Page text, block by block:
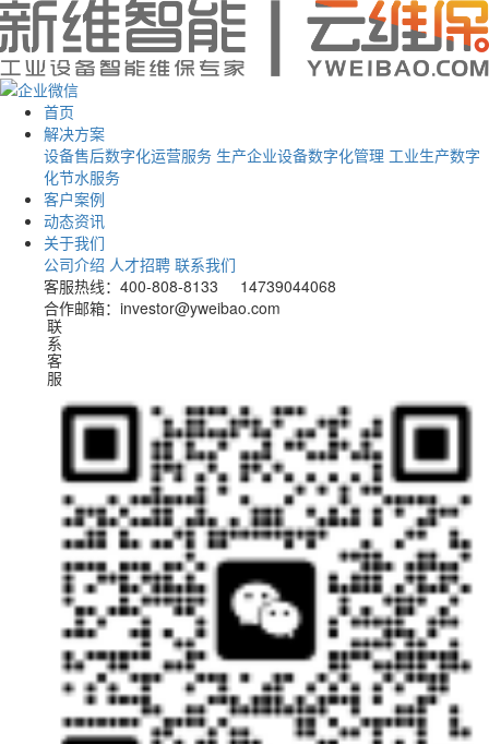
首页
解决方案
设备售后数字化运营服务 生产企业设备数字化管理 工业生产数字
化节水服务
客户案例
动态资讯
关于我们
公司介绍 人才招聘 联系我们
客服热线：400-808-8133 14739044068
合作邮箱：investor@yweibao.com
联系客服